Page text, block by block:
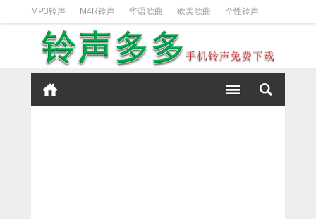
MP3铃声 M4R铃声 华语歌曲 欧美歌曲 个性铃声
日韩歌曲 动漫铃声 DJ铃声 短信铃声
iPhone铃声设置方法